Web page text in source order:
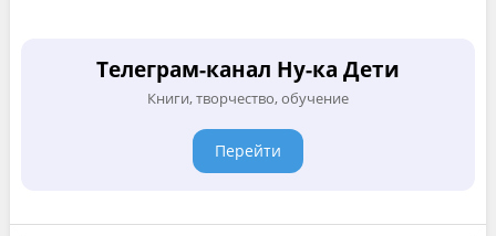
Телеграм-канал Ну-ка Дети
Книги, творчество, обучение
Перейти